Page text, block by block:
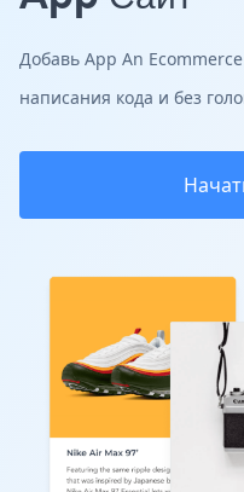
Добавь App An
написания кода и без